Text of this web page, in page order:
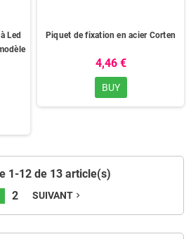
Led
Piquet de fixation en acier Corten
4,46 €
BUY
1-12 de 13 article(s)
2 SUIVANT navigate_next